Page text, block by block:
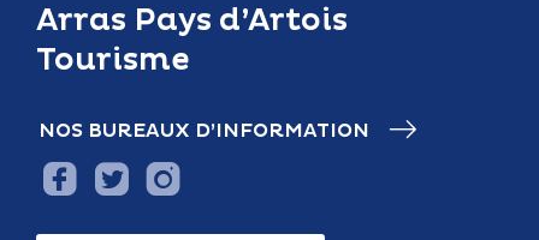
Arras Pays d’Artois
Tourisme
NOS BUREAUX D’INFORMATION